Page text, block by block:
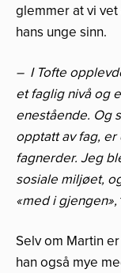
glemmer at vi
hans unge sinn.
– I Tofte
et faglig nivå og
enestående. Og
opptatt av fag,
fagnerder. Jeg
sosiale miljøet,
«med i gjengen»,
Selv om Martin
han også mye